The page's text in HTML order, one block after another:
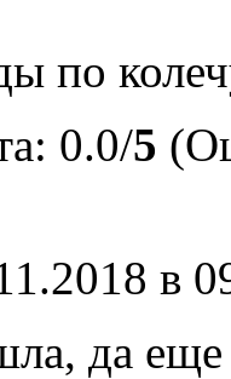
по
0.0/5
в
да